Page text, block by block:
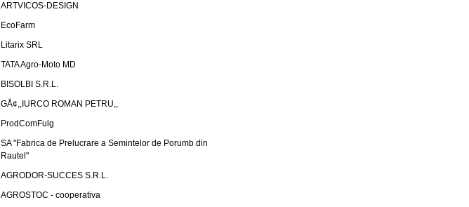
ARTVICOS-DESIGN
EcoFarm
Litarix SRL
TATA Agro-Moto MD
BISOLBI S.R.L.
GÅ¢,,IURCO ROMAN PETRU,,
ProdComFulg
SA "Fabrica de Prelucrare a Semintelor de Porumb din
Rautel"
AGRODOR-SUCCES S.R.L.
AGROSTOC - cooperativa